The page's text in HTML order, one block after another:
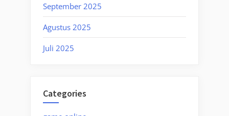
September 2025
Agustus 2025
Juli 2025
Categories